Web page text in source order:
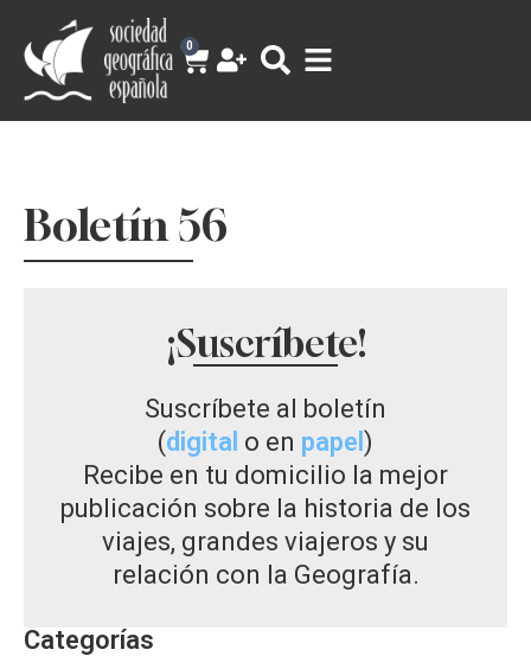
0
Boletín 56
¡Suscríbete!
Suscríbete al boletín
(digital o en papel )
Recibe en tu domicilio la mejor
publicación sobre la historia de los
viajes, grandes viajeros y su
relación con la Geografía.
Categorías